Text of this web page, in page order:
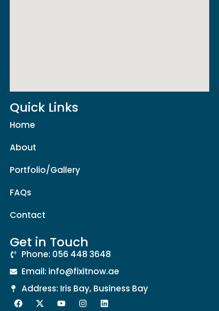
Quick Links
Home
About
Portfolio/Gallery
FAQs
Contact
Get in Touch
Phone: 056 448 3648
Email: info@fixitnow.ae
Address: Iris Bay, Business Bay